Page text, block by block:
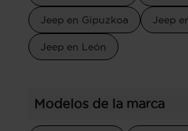
Jeep en Gipuzkoa Jeep
Jeep en León
Modelos de la marca